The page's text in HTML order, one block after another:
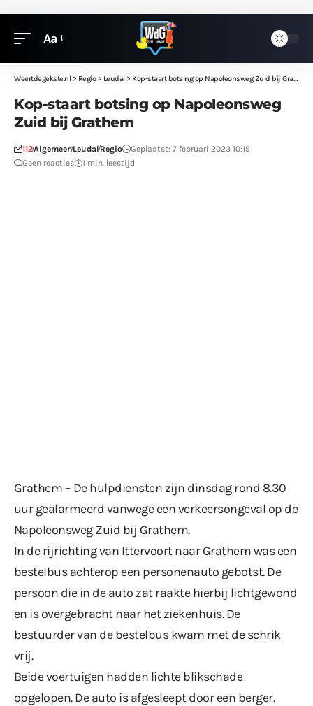
Aa
Weertdegekste.nl> Regio> Leudal> Kop-staart botsing op Napoleonsweg Zuid bij Grathem
Kop-staart botsing op Napoleonsweg
Zuid bij Grathem
112AlgemeenLeudalRegio
Geplaatst: 7 februari 2023 10:15
Geen reacties
1 min. leestijd
Grathem – De hulpdiensten zijn dinsdag rond 8.30
uur gealarmeerd vanwege een verkeersongeval op de
Napoleonsweg Zuid bij Grathem.
In de rijrichting van Ittervoort naar Grathem was een
bestelbus achterop een personenauto gebotst. De
persoon die in de auto zat raakte hierbij lichtgewond
en is overgebracht naar het ziekenhuis. De
bestuurder van de bestelbus kwam met de schrik
vrij.
Beide voertuigen hadden lichte blikschade
opgelopen. De auto is afgesleept door een berger.